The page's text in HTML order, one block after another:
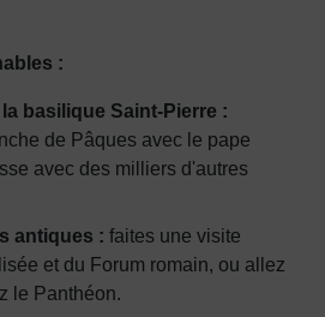
:
basilique Saint-Pierre :
de Pâques avec le pape
avec des milliers d'autres
antiques : faites une visite
et du Forum romain, ou allez
le Panthéon.